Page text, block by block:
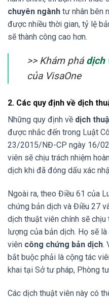
chuyên ngành tư nhân bên
được nhiều thời gian, tỷ lệ
sẽ thành công cao hơn.
>> Khám phádịch
của VisaOne
2. Các quy định về dịch
Những quy định về dịch
được nhắc đến trong Luật
23/2015/NĐ-CP ngày 16/
viên sẽ chịu trách nhiệm
dịch khi đã đóng dấu xác
Ngoài ra, theo Điều 61 của
chứng bản dịch và Điều 27
dịch thuật viên chính sẽ chịu
lượng của bản dịch. Họ sẽ
viên công chứng bản dịch.
bắt buộc phải là cộng tác
khai tại Sở tư pháp, Phòng
Các dịch thuật viên này có